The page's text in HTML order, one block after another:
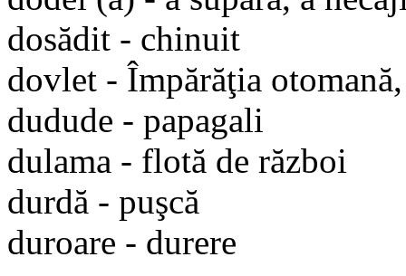
dosădit - chinuit
dovlet - Împărăţia
dudude - papagali
dulama - flotă de război
durdă - puşcă
duroare - durere